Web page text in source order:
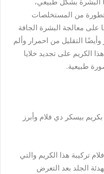
البشرة بشكل طبيعي،
من المستخلصات
على معالجة البشرة الجافة
التقليل من احمرار وألم
الكريم على تجديد خلايا
طبيعية.
بيسكر دي فلام وأبرز
تركيبة هذا الكريم والتي
الجلد بعد التعرض